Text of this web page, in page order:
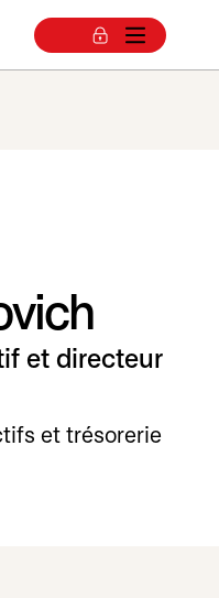
et directeur
et trésorerie